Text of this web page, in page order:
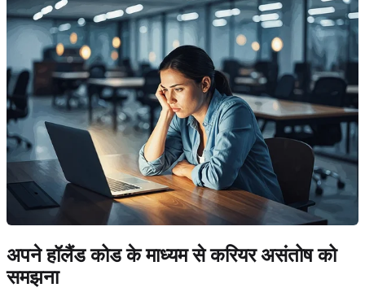
अपने हॉलैंड कोड के माध्यम से करियर असंतोष को
समझना